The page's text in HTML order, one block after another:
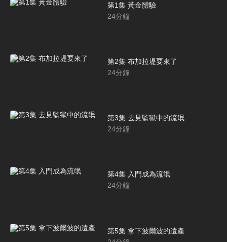
第1集 黃金體驗
24分鐘
第2集 布加拉堤要來了
24分鐘
第3集 去見監獄中的流氓
24分鐘
第4集 入門成為流氓
24分鐘
第5集 拿下波爾波的遺產